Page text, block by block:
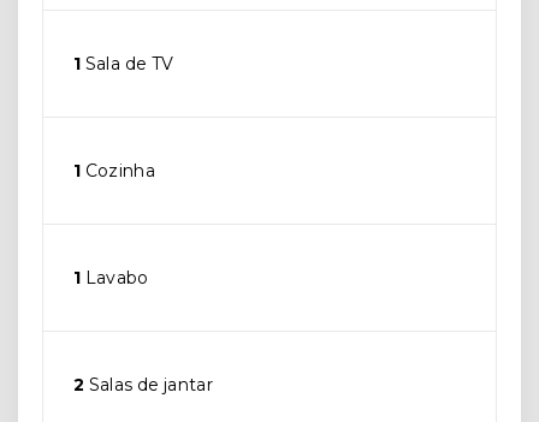
1 Sala de TV
1 Cozinha
1 Lavabo
2 Salas de jantar